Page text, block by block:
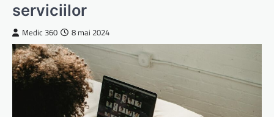
serviciilor
Medic 360 8 mai 2024